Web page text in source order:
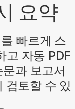
요약
빠르게 스
고 자동 PDF
과 보고서
검토할 수 있